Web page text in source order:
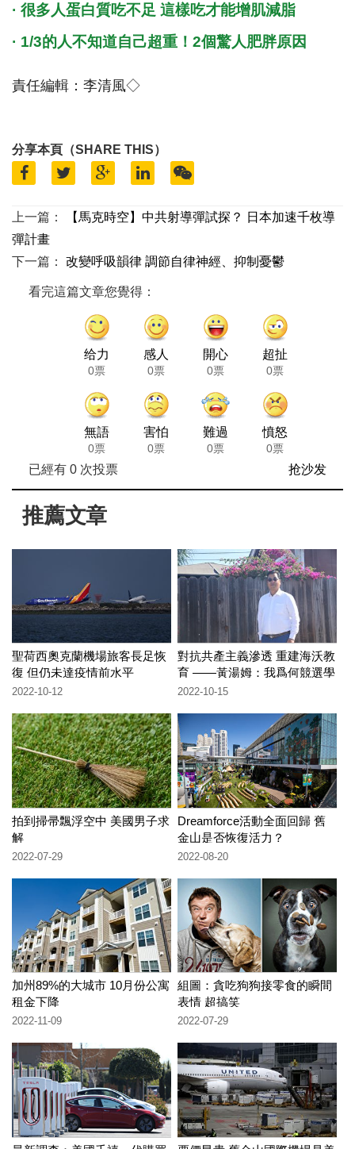
· 很多人蛋白質吃不足 這樣吃才能增肌減脂
· 1/3的人不知道自己超重！2個驚人肥胖原因
責任編輯：李清風◇
分享本頁（SHARE THIS）
上一篇：
【馬克時空】中共射導彈試探？ 日本加速千枚導
彈計畫
下一篇：
改變呼吸韻律 調節自律神經、抑制憂鬱
看完這篇文章您覺得：
给力
0票
感人
0票
開心
0票
超扯
0票
無語
0票
害怕
0票
難過
0票
憤怒
0票
已經有 0次投票 抢沙发
推薦文章
聖荷西奧克蘭機場旅客長足恢
復 但仍未達疫情前水平
2022-10-12
對抗共產主義滲透 重建海沃教
育 ——黃湯姆：我爲何競選學
委
2022-10-15
拍到掃帚飄浮空中 美國男子求
解
2022-07-29
Dreamforce活動全面回歸 舊
金山是否恢復活力？
2022-08-20
加州89%的大城市 10月份公寓
租金下降
2022-11-09
組圖：貪吃狗狗接零食的瞬間
表情 超搞笑
2022-07-29